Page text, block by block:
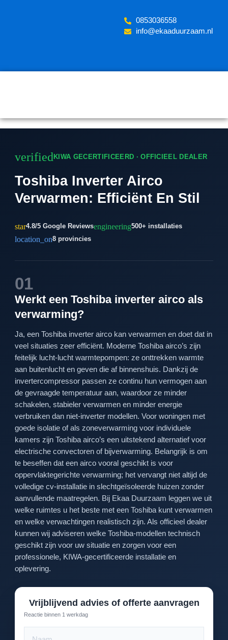
‪0853036558
info@ekaaduurzaam.nl
verified KIWA GECERTIFICEERD · OFFICIEEL DEALER
Toshiba Inverter Airco
Verwarmen: Efficiënt En Stil
star4.8/5 Google Reviewsengineering500+ installaties
location_on8 provincies
01
Werkt een Toshiba inverter airco als
verwarming?
Ja, een Toshiba inverter airco kan verwarmen en doet dat in
veel situaties zeer efficiënt. Moderne Toshiba airco’s zijn
feitelijk lucht-lucht warmtepompen: ze onttrekken warmte
aan buitenlucht en geven die af binnenshuis. Dankzij de
invertercompressor passen ze continu hun vermogen aan
de gevraagde temperatuur aan, waardoor ze minder
schakelen, stabieler verwarmen en minder energie
verbruiken dan niet-inverter modellen. Voor woningen met
goede isolatie of als zoneverwarming voor individuele
kamers zijn Toshiba airco’s een uitstekend alternatief voor
electrische convectoren of bijverwarming. Belangrijk is om
te beseffen dat een airco vooral geschikt is voor
oppervlaktegerichte verwarming; het vervangt niet altijd de
volledige cv-installatie in slechtgeïsoleerde huizen zonder
aanvullende maatregelen. Bij Ekaa Duurzaam leggen we uit
welke ruimtes u het beste met een Toshiba kunt verwarmen
en welke verwachtingen realistisch zijn. Als officieel dealer
kunnen wij adviseren welke Toshiba-modellen technisch
geschikt zijn voor uw situatie en zorgen voor een
professionele, KIWA-gecertificeerde installatie en
oplevering.
Vrijblijvend advies of offerte aanvragen
Reactie binnen 1 werkdag